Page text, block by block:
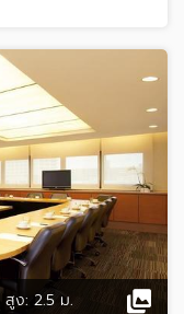
สูง: 2.5 ม.